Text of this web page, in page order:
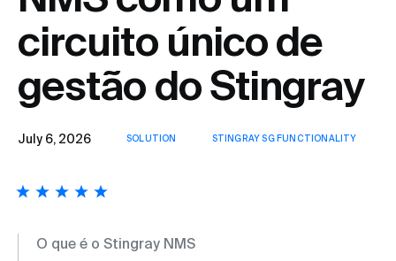
circuito único de
gestão do Stingray
July 6, 2026 SOLUTION STINGRAY SG FUNCTIONALITY
O que é o Stingray NMS